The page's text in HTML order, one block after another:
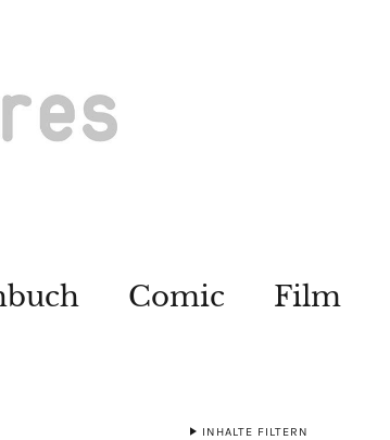
Comic Film
INHALTE FILTERN